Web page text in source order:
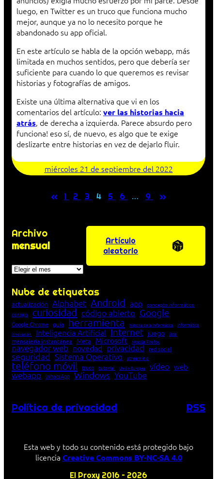
luego, en Twitter es un truco que funciona mucho
mejor, aunque ya no lo necesito porque he
abandonado su app oficial.
En este artículo se habla de la opción webapp, más
limitada en muchos sentidos, pero que debería ser
suficiente para cuando lo que queremos es revisar
historias y fotografías de amigos.
Existe una última alternativa que vi en los
comentarios del artículo: ver las historias hacia
atrás, de derecha a izquierda. Parece absurdo pero
funciona! eso sí, de nuevo, es algo que te exige
deslizarte entre historias en vez de dejarlo fluir.
miércoles 21 de septiembre del 2022
« 1 2 3 4 5 6 … 9 »
Archivo
mensual
Archivos
Artículo
aleatorio
Nube de etiquetas
actualización Alphabet Android app concepto informático
consejo
curiosidad código abierto Google
Google Chrome guía herramienta historia de la Informática Informática
innovación Inteligencia Artificial Internet juego lista
mensajería instantánea Meta Microsoft Mozilla Firefox
navegador web novedad privacidad red social
seguridad Sistema Operativo streaming
teléfono móvil truco tutorial Unión Europea vídeo web
webapp WhatsApp Windows YouTube
Política de privacidad RSS
Esta web y todo su contenido está protegido bajo
licencia Creative Commons BY-NC-SA 4.0
El Proxy 2016 – 2026